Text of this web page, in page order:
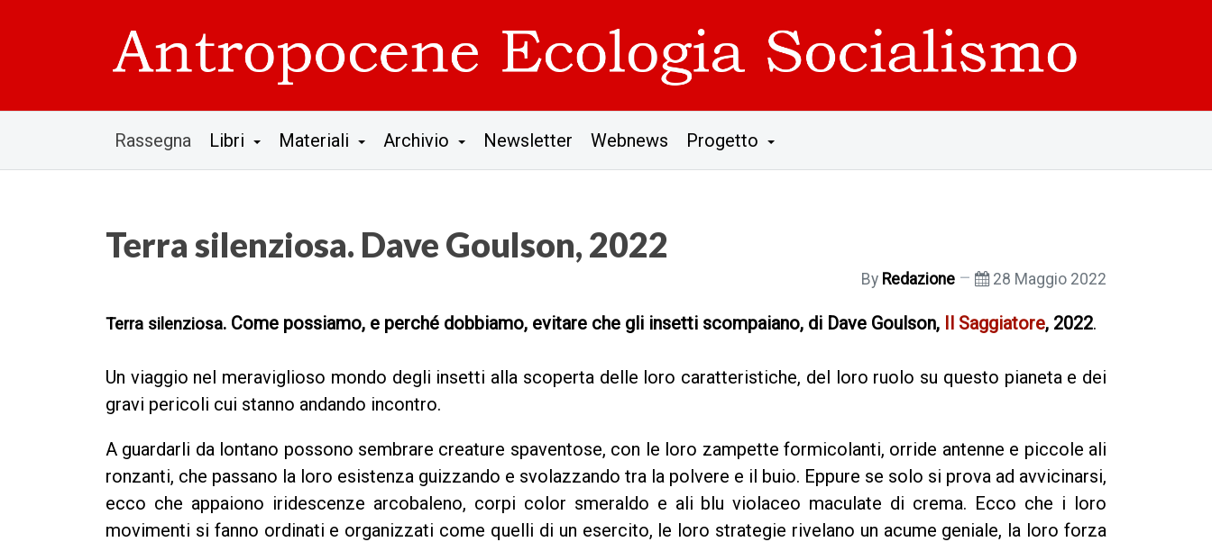
Rassegna Libri Materiali Archivio Newsletter Webnews Progetto
Terra silenziosa. Dave Goulson, 2022
By Redazione 28 Maggio 2022
Terra silenziosa. Come possiamo, e perché dobbiamo, evitare che gli insetti scompaiano, di Dave Goulson, Il Saggiatore, 2022.
Un viaggio nel meraviglioso mondo degli insetti alla scoperta delle loro caratteristiche, del loro ruolo su questo pianeta e dei
gravi pericoli cui stanno andando incontro.
A guardarli da lontano possono sembrare creature spaventose, con le loro zampette formicolanti, orride antenne e piccole ali
ronzanti, che passano la loro esistenza guizzando e svolazzando tra la polvere e il buio. Eppure se solo si prova ad avvicinarsi,
ecco che appaiono iridescenze arcobaleno, corpi color smeraldo e ali blu violaceo maculate di crema. Ecco che i loro
movimenti si fanno ordinati e organizzati come quelli di un esercito, le loro strategie rivelano un acume geniale, la loro forza